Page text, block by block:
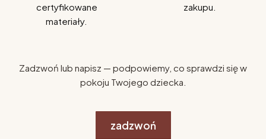
certyfikowane
materiały.
zakupu.
Zadzwoń lub napisz — podpowiemy, co sprawdzi się w
pokoju Twojego dziecka.
zadzwoń